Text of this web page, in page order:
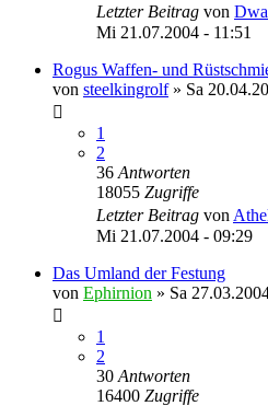
Letzter Beitrag von
Mi 21.07.2004 - 11:51
Rogus Waffen- und
von steelkingrolf» Sa
1
2
36 Antworten
18055 Zugriffe
Letzter Beitrag von
Mi 21.07.2004 - 09:29
Das Umland der Festung
von Ephirnion » Sa
1
2
30 Antworten
16400 Zugriffe